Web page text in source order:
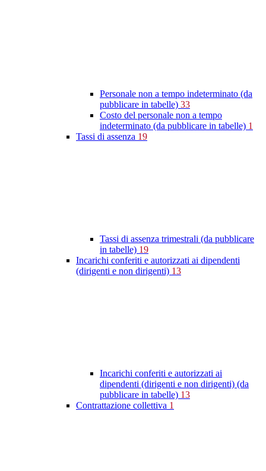
Personale non a tempo indeterminato (da
pubblicare in tabelle) 33
Costo del personale non a tempo
indeterminato (da pubblicare in tabelle) 1
Tassi di assenza 19
Tassi di assenza trimestrali (da pubblicare
in tabelle) 19
Incarichi conferiti e autorizzati ai dipendenti
(dirigenti e non dirigenti) 13
Incarichi conferiti e autorizzati ai
dipendenti (dirigenti e non dirigenti) (da
pubblicare in tabelle) 13
Contrattazione collettiva 1